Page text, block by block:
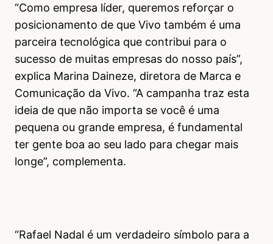
“Como empresa líder, queremos reforçar o
posicionamento de que Vivo também é uma
parceira tecnológica que contribui para o
sucesso de muitas empresas do nosso país”,
explica Marina Daineze, diretora de Marca e
Comunicação da Vivo. “A campanha traz esta
ideia de que não importa se você é uma
pequena ou grande empresa, é fundamental
ter gente boa ao seu lado para chegar mais
longe”, complementa.
“Rafael Nadal é um verdadeiro símbolo para a